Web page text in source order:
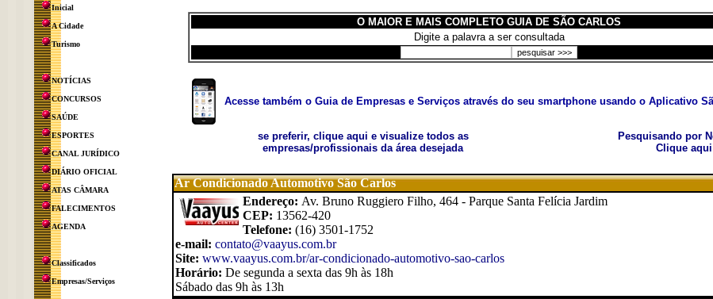
Inicial
A Cidade
Turismo
NOTÍCIAS
CONCURSOS
SAÚDE
ESPORTES
CANAL JURÍDICO
DIÁRIO OFICIAL
ATAS CÂMARA
FALECIMENTOS
AGENDA
Classificados
Empresas/Serviços
O MAIOR E MAIS COMPLETO GUIA DE SÃO CARLOS
Digite a palavra a ser consultada
Acesse também o Guia de Empresas e Serviços através do seu smartphone usando o Aplicativo
se preferir, clique aqui e visualize todos as
empresas/profissionais da área desejada
Pesquisando por
Clique aqui
Ar Condicionado Automotivo São Carlos
Endereço: Av. Bruno Ruggiero Filho, 464 - Parque Santa Felícia Jardim
CEP: 13562-420
Telefone: (16) 3501-1752
e-mail: contato@vaayus.com.br
Site: www.vaayus.com.br/ar-condicionado-automotivo-sao-carlos
Horário: De segunda a sexta das 9h às 18h
Sábado das 9h às 13h